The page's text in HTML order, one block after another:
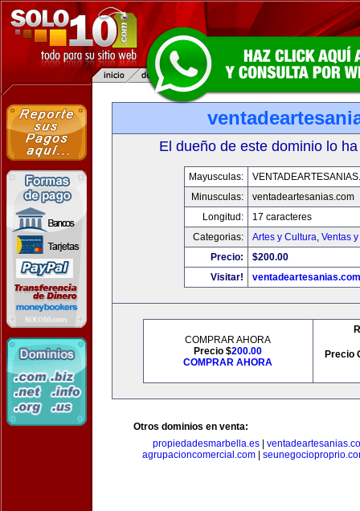
El dueño de este dominio lo
Mayusculas:
Minusculas:
ventadeartesanias.com
Longitud:
17 caracteres
Categorias:
Artes y Cultura, Ventas
Precio:
$200.00
Visitar!
ventadeartesanias.com
COMPRAR AHORA
Precio $200.00
COMPRAR AHORA
Precio
Otros dominios en venta:
propiedadesmarbella.es|
agrupacioncomercial.com